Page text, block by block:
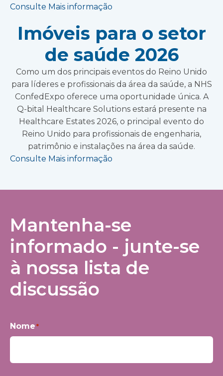
Consulte Mais informação
Imóveis para o setor
de saúde 2026
Como um dos principais eventos do Reino Unido
para líderes e profissionais da área da saúde, a NHS
ConfedExpo oferece uma oportunidade única. A
Q-bital Healthcare Solutions estará presente na
Healthcare Estates 2026, o principal evento do
Reino Unido para profissionais de engenharia,
patrimônio e instalações na área da saúde.
Consulte Mais informação
Mantenha-se
informado - junte-se
à nossa lista de
discussão
Nome*